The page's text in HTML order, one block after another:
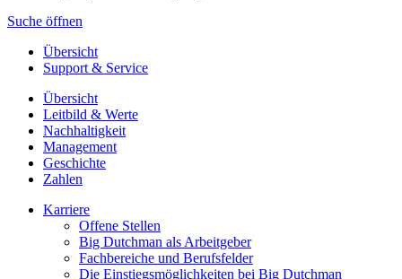
Suche öffnen
Übersicht
Support & Service
Übersicht
Leitbild & Werte
Nachhaltigkeit
Management
Geschichte
Zahlen
Karriere
Offene Stellen
Big Dutchman als Arbeitgeber
Fachbereiche und Berufsfelder
Die Einstiegsmöglichkeiten bei Big Dutchman